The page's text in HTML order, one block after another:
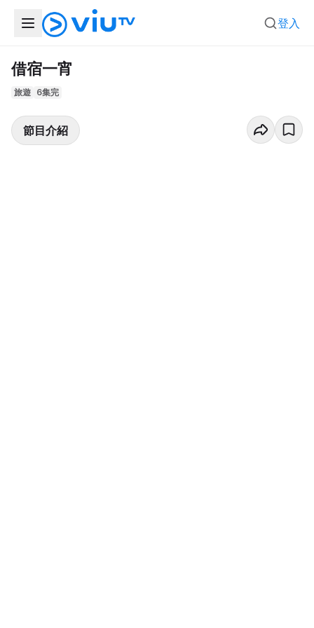
登入
借宿一宵
旅遊 6集完
節目介紹